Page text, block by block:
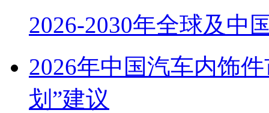
2026-2030年全球及中
2026年中国汽车内饰
划”建议